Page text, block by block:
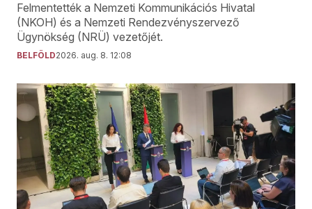
Felmentették a Nemzeti Kommunikációs Hivatal
(NKOH) és a Nemzeti Rendezvényszervező
Ügynökség (NRÜ) vezetőjét.
BELFÖLD2026. aug. 8. 12:08